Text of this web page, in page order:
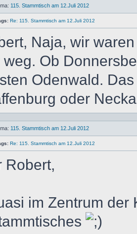
115. Stammtisch am 12.Juli 2012
Re: 115. Stammtisch am 12.Juli 2012
Naja, wir
weg. Ob
Odenwald.
oder
115. Stammtisch am 12.Juli 2012
Re: 115. Stammtisch am 12.Juli 2012
Robert,
im Zentrum der